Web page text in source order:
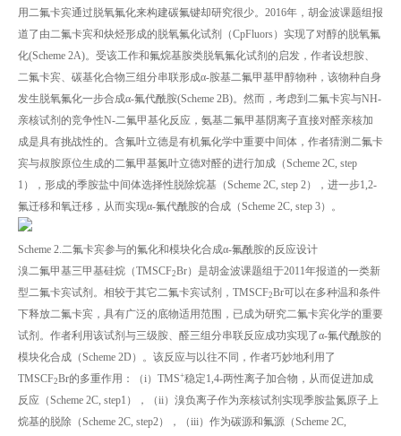
用二氟卡宾通过脱氧氟化来构建碳氟键却研究很少。2016年，胡金波课题组报
道了由二氟卡宾和炔烃形成的脱氧氟化试剂（CpFluors）实现了对醇的脱氧氟
化(Scheme 2A)。受该工作和氟烷基胺类脱氧氟化试剂的启发，作者设想胺、
二氟卡宾、碳基化合物三组分串联形成α-胺基二氟甲基甲醇物种，该物种自身
发生脱氧氟化一步合成α-氟代酰胺(Scheme 2B)。然而，考虑到二氟卡宾与NH-
亲核试剂的竞争性N-二氟甲基化反应，氨基二氟甲基阴离子直接对醛亲核加
成是具有挑战性的。含氟叶立德是有机氟化学中重要中间体，作者猜测二氟卡
宾与叔胺原位生成的二氟甲基氮叶立德对醛的进行加成（Scheme 2C, step
1），形成的季胺盐中间体选择性脱除烷基（Scheme 2C, step 2），进一步1,2-
氟迁移和氧迁移，从而实现α-氟代酰胺的合成（Scheme 2C, step 3）。
Scheme 2.二氟卡宾参与的氟化和模块化合成α-氟酰胺的反应设计
溴二氟甲基三甲基硅烷（TMSCF2Br）是胡金波课题组于2011年报道的一类新
型二氟卡宾试剂。相较于其它二氟卡宾试剂，TMSCF2Br可以在多种温和条件
下释放二氟卡宾，具有广泛的底物适用范围，已成为研究二氟卡宾化学的重要
试剂。作者利用该试剂与三级胺、醛三组分串联反应成功实现了α-氟代酰胺的
模块化合成（Scheme 2D）。该反应与以往不同，作者巧妙地利用了
TMSCF2Br的多重作用：（i）TMS+稳定1,4-两性离子加合物，从而促进加成
反应（Scheme 2C, step1），（ii）溴负离子作为亲核试剂实现季胺盐氮原子上
烷基的脱除（Scheme 2C, step2），（iii）作为碳源和氟源（Scheme 2C,